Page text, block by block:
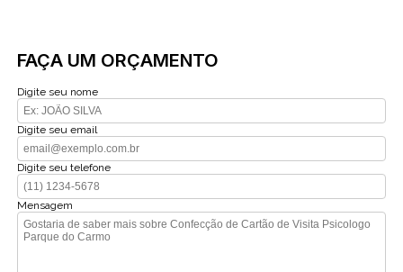
FAÇA UM ORÇAMENTO
Digite seu nome
Digite seu email
Digite seu telefone
Mensagem